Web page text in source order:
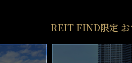
REIT FIND限定 お